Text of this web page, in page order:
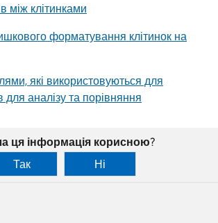
між клітинками
форматування клітинок на
які використовуються для
для аналізу та порівняння
ця інформація корисною?
Так
Ні